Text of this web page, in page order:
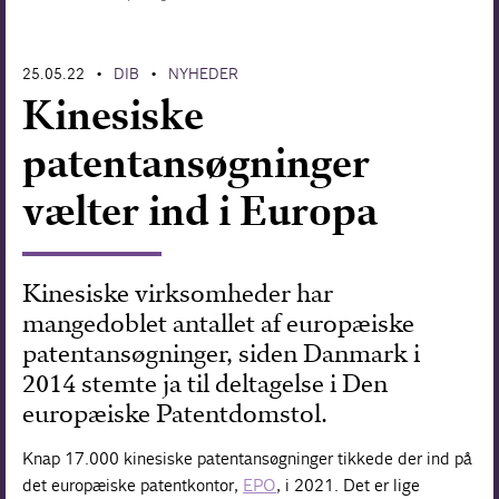
25.05.22 • DIB • NYHEDER
Kinesiske
patentansøgninger
vælter ind i Europa
Kinesiske virksomheder har
mangedoblet antallet af europæiske
patentansøgninger, siden Danmark i
2014 stemte ja til deltagelse i Den
europæiske Patentdomstol.
Knap 17.000 kinesiske patentansøgninger tikkede der ind på
det europæiske patentkontor, EPO, i 2021. Det er lige